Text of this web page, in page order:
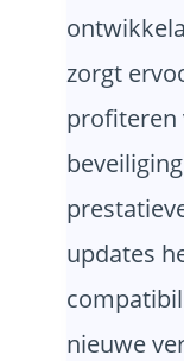
zorgt
profiteren
updates
nieuwe